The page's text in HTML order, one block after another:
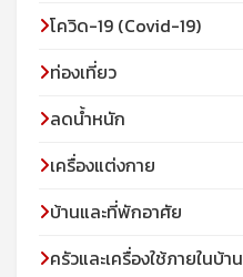
โควิด-19 (Covid-19)
ท่องเที่ยว
ลดน้ำหนัก
เครื่องแต่งกาย
บ้านและที่พักอาศัย
ครัวและเครื่องใช้ภายในบ้าน